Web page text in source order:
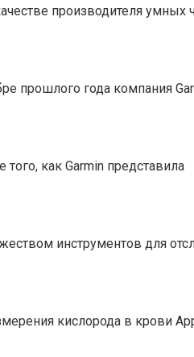
производителя умных
прошлого года компания
как Garmin представила
инструментов для
кислорода в крови